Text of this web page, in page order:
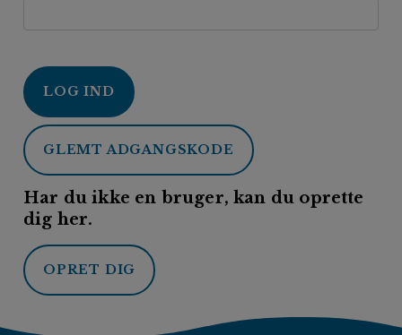
LOG IND
GLEMT ADGANGSKODE
Har du ikke en bruger, kan du oprette
dig her.
OPRET DIG